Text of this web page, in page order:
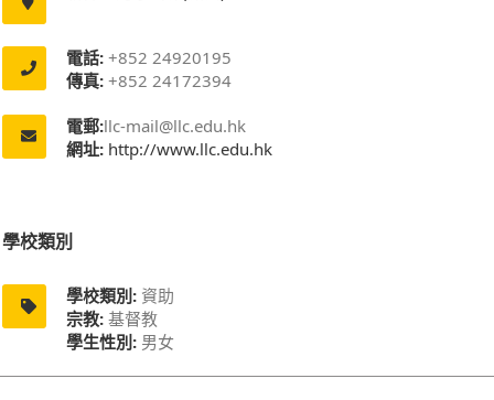
電話: +852 24920195
傳真: +852 24172394
電郵:llc-mail@llc.edu.hk
網址: http://www.llc.edu.hk
學校類別
學校類別: 資助
宗教: 基督教
學生性別: 男女